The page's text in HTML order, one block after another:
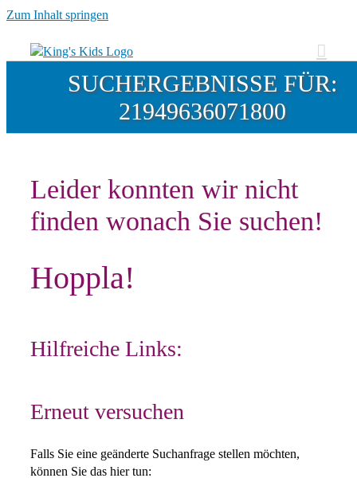
Zum Inhalt springen
SUCHERGEBNISSE FÜR:
21949636071800
Leider konnten wir nicht
finden wonach Sie suchen!
Hoppla!
Hilfreiche Links:
Erneut versuchen
Falls Sie eine geänderte Suchanfrage stellen möchten,
können Sie das hier tun: